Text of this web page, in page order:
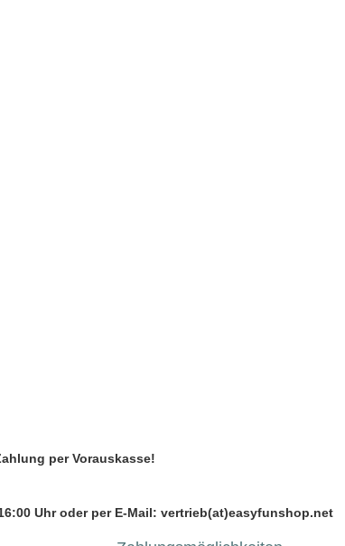
per Vorauskasse!
Uhr oder per E-Mail: vertrieb(at)easyfunshop.net